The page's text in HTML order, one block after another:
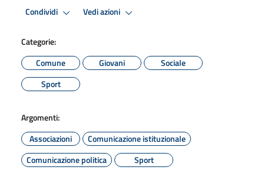
Condividi Vedi azioni
Categorie:
Comune
Giovani
Sociale
Sport
Argomenti:
Associazioni
Comunicazione istituzionale
Comunicazione politica
Sport